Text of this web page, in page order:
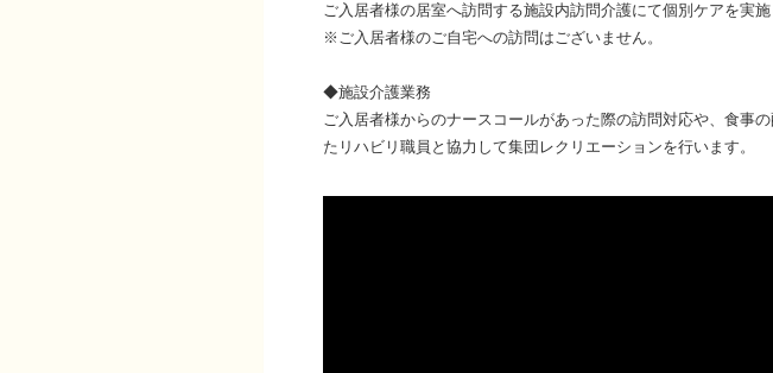
ご入居者様の居室へ訪問する施設内訪問介護にて個別ケアを実施
※ご入居者様のご自宅への訪問はございません。
◆施設介護業務
ご入居者様からのナースコールがあった際の訪問対応や、食事
たリハビリ職員と協力して集団レクリエーションを行います。